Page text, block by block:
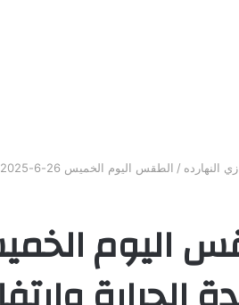
زي النهارده / الطقس اليوم الخميس 26-6-2025.. أجواء شديدة الحرارة وارتفاع الرطوبة